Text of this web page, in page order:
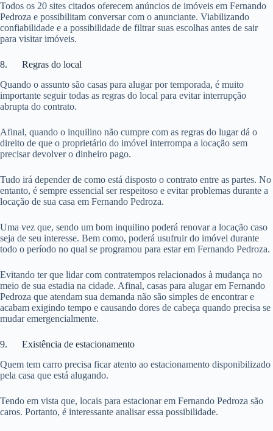
Todos os 20 sites citados oferecem anúncios de imóveis em Fernando
Pedroza e possibilitam conversar com o anunciante. Viabilizando
confiabilidade e a possibilidade de filtrar suas escolhas antes de sair
para visitar imóveis.
8. Regras do local
Quando o assunto são casas para alugar por temporada, é muito
importante seguir todas as regras do local para evitar interrupção
abrupta do contrato.
Afinal, quando o inquilino não cumpre com as regras do lugar dá o
direito de que o proprietário do imóvel interrompa a locação sem
precisar devolver o dinheiro pago.
Tudo irá depender de como está disposto o contrato entre as partes. No
entanto, é sempre essencial ser respeitoso e evitar problemas durante a
locação de sua casa em Fernando Pedroza.
Uma vez que, sendo um bom inquilino poderá renovar a locação caso
seja de seu interesse. Bem como, poderá usufruir do imóvel durante
todo o período no qual se programou para estar em Fernando Pedroza.
Evitando ter que lidar com contratempos relacionados à mudança no
meio de sua estadia na cidade. Afinal, casas para alugar em Fernando
Pedroza que atendam sua demanda não são simples de encontrar e
acabam exigindo tempo e causando dores de cabeça quando precisa se
mudar emergencialmente.
9. Existência de estacionamento
Quem tem carro precisa ficar atento ao estacionamento disponibilizado
pela casa que está alugando.
Tendo em vista que, locais para estacionar em Fernando Pedroza são
caros. Portanto, é interessante analisar essa possibilidade.